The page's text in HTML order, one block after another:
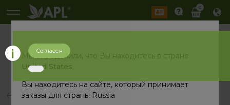
0
История
2026 год
назад
Мы определили, что Вы находитесь в стране
United States
Вы находитесь на сайте, который принимает
заказы для страны Russia
Согласен